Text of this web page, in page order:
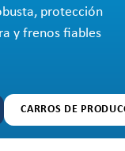
protección
y frenos fiables
CARROS DE